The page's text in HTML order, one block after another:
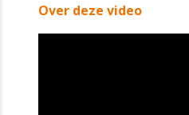
Over deze video